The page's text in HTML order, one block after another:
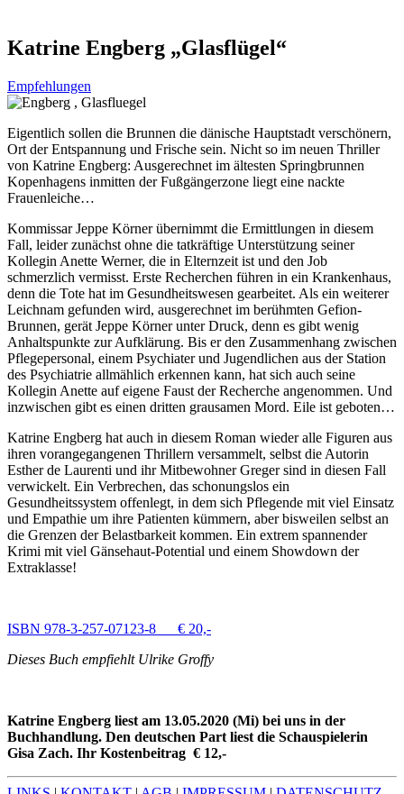
Katrine Engberg „Glasflügel“
Empfehlungen
Eigentlich sollen die Brunnen die dänische Hauptstadt verschönern,
Ort der Entspannung und Frische sein. Nicht so im neuen Thriller
von Katrine Engberg: Ausgerechnet im ältesten Springbrunnen
Kopenhagens inmitten der Fußgängerzone liegt eine nackte
Frauenleiche…
Kommissar Jeppe Körner übernimmt die Ermittlungen in diesem
Fall, leider zunächst ohne die tatkräftige Unterstützung seiner
Kollegin Anette Werner, die in Elternzeit ist und den Job
schmerzlich vermisst. Erste Recherchen führen in ein Krankenhaus,
denn die Tote hat im Gesundheitswesen gearbeitet. Als ein weiterer
Leichnam gefunden wird, ausgerechnet im berühmten Gefion-
Brunnen, gerät Jeppe Körner unter Druck, denn es gibt wenig
Anhaltspunkte zur Aufklärung. Bis er den Zusammenhang zwischen
Pflegepersonal, einem Psychiater und Jugendlichen aus der Station
des Psychiatrie allmählich erkennen kann, hat sich auch seine
Kollegin Anette auf eigene Faust der Recherche angenommen. Und
inzwischen gibt es einen dritten grausamen Mord. Eile ist geboten…
Katrine Engberg hat auch in diesem Roman wieder alle Figuren aus
ihren vorangegangenen Thrillern versammelt, selbst die Autorin
Esther de Laurenti und ihr Mitbewohner Greger sind in diesen Fall
verwickelt. Ein Verbrechen, das schonungslos ein
Gesundheitssystem offenlegt, in dem sich Pflegende mit viel Einsatz
und Empathie um ihre Patienten kümmern, aber bisweilen selbst an
die Grenzen der Belastbarkeit kommen. Ein extrem spannender
Krimi mit viel Gänsehaut-Potential und einem Showdown der
Extraklasse!
ISBN 978-3-257-07123-8 € 20,-
Dieses Buch empfiehlt Ulrike Groffy
Katrine Engberg liest am 13.05.2020 (Mi) bei uns in der
Buchhandlung. Den deutschen Part liest die Schauspielerin
Gisa Zach. Ihr Kostenbeitrag € 12,-